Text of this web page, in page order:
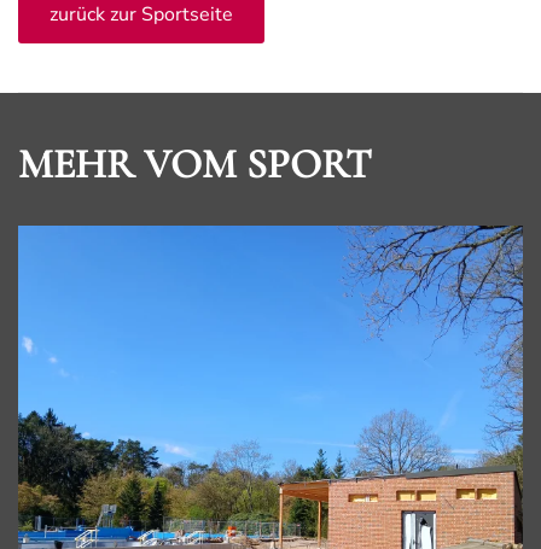
zurück zur Sportseite
MEHR VOM SPORT